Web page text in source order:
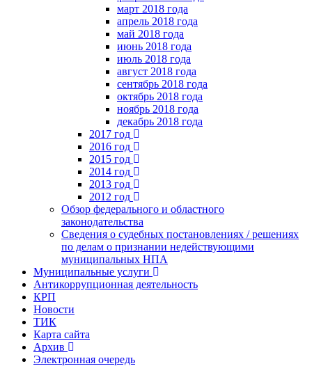
март 2018 года
апрель 2018 года
май 2018 года
июнь 2018 года
июль 2018 года
август 2018 года
сентябрь 2018 года
октябрь 2018 года
ноябрь 2018 года
декабрь 2018 года
2017 год
2016 год
2015 год
2014 год
2013 год
2012 год
Обзор федерального и областного
законодательства
Сведения о судебных постановлениях / решениях
по делам о признании недействующими
муниципальных НПА
Муниципальные услуги
Антикоррупционная деятельность
КРП
Новости
ТИК
Карта сайта
Архив
Электронная очередь